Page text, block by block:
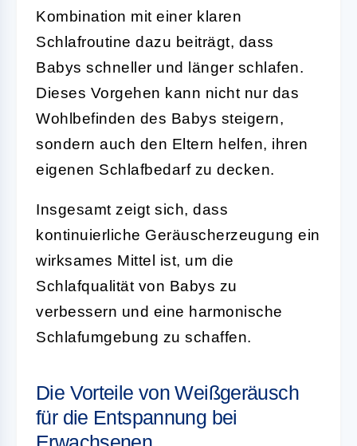
Kombination mit einer klaren
Schlafroutine dazu beiträgt, dass
Babys schneller und länger schlafen.
Dieses Vorgehen kann nicht nur das
Wohlbefinden des Babys steigern,
sondern auch den Eltern helfen, ihren
eigenen Schlafbedarf zu decken.
Insgesamt zeigt sich, dass
kontinuierliche Geräuscherzeugung ein
wirksames Mittel ist, um die
Schlafqualität von Babys zu
verbessern und eine harmonische
Schlafumgebung zu schaffen.
Die Vorteile von Weißgeräusch
für die Entspannung bei